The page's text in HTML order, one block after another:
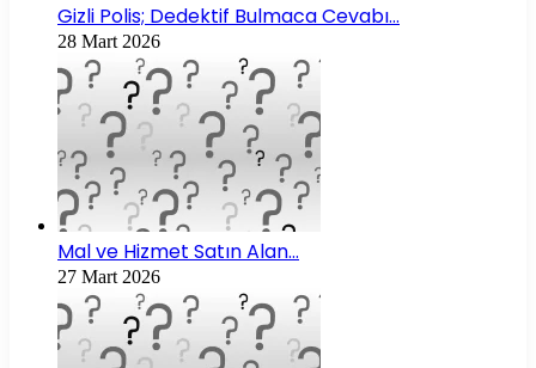
Gizli Polis; Dedektif Bulmaca Cevabı…
28 Mart 2026
Mal ve Hizmet Satın Alan…
27 Mart 2026